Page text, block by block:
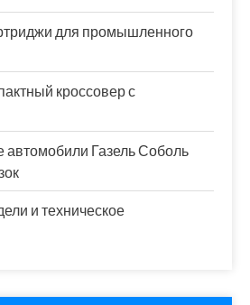
для промышленного
кроссовер с
автомобили Газель Соболь
и техническое